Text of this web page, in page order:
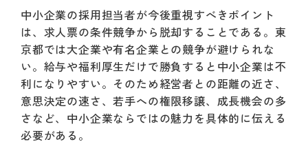
中小企業の採用担当者が今後重視すべきポイント
は、求人票の条件競争から脱却することである。東
京都では大企業や有名企業との競争が避けられな
い。給与や福利厚生だけで勝負すると中小企業は不
利になりやすい。そのため経営者との距離の近さ、
意思決定の速さ、若手への権限移譲、成長機会の多
さなど、中小企業ならではの魅力を具体的に伝える
必要がある。